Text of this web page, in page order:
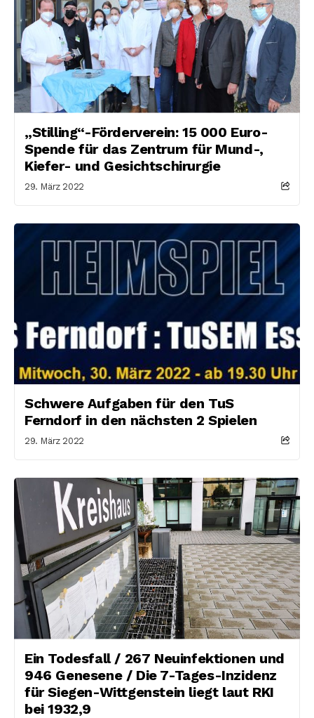
„Stilling“-Förderverein: 15 000 Euro-
Spende für das Zentrum für Mund-,
Kiefer- und Gesichtschirurgie
29. März 2022
Schwere Aufgaben für den TuS
Ferndorf in den nächsten 2 Spielen
29. März 2022
Ein Todesfall / 267 Neuinfektionen und
946 Genesene / Die 7-Tages-Inzidenz
für Siegen-Wittgenstein liegt laut RKI
bei 1932,9